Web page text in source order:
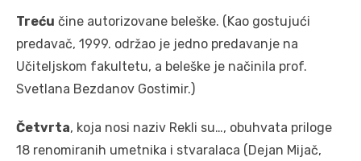
Treću čine autorizovane beleške. (Kao gostujući
predavač, 1999. održao je jedno predavanje na
Učiteljskom fakultetu, a beleške je načinila prof.
Svetlana Bezdanov Gostimir.)
Četvrta, koja nosi naziv Rekli su…, obuhvata priloge
18 renomiranih umetnika i stvaralaca (Dejan Mijač,